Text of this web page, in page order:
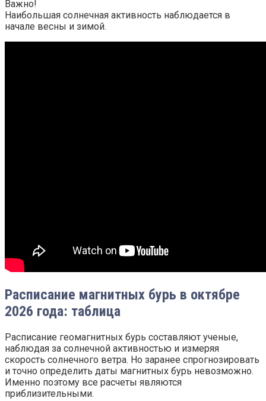
Важно!
Наибольшая солнечная активность наблюдается в
начале весны и зимой.
Расписание магнитных бурь в октябре
2026 года: таблица
Расписание геомагнитных бурь составляют ученые,
наблюдая за солнечной активностью и измеряя
скорость солнечного ветра. Но заранее спрогнозировать
и точно определить даты магнитных бурь невозможно.
Именно поэтому все расчеты являются
приблизительными.